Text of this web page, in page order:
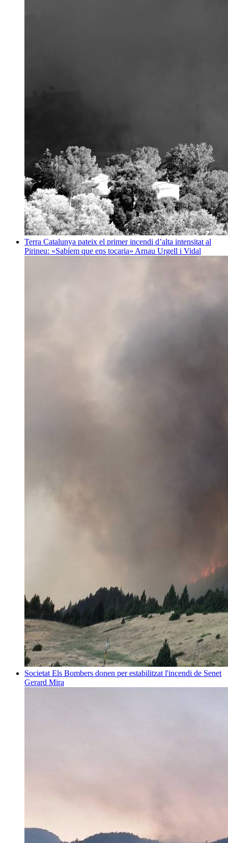
Terra Catalunya pateix el primer incendi d’alta intensitat al
Pirineu: «Sabíem que ens tocaria» Arnau Urgell i Vidal
Societat Els Bombers donen per estabilitzat l'incendi de Senet
Gerard Mira